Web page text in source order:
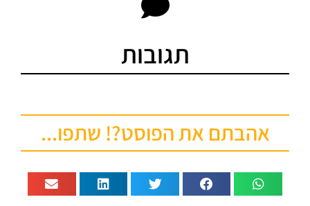
תגובות
אהבתם את הפוסט?! שתפו...